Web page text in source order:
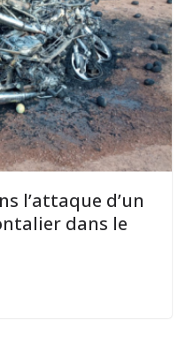
l’attaque d’un
dans le